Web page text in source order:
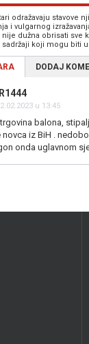
odražavaju stavove
i vulgarnog
dužna obrisati sve
koji mogu biti
DODAJ
u 13:45
balona,
novca iz BiH .
onda uglavnom